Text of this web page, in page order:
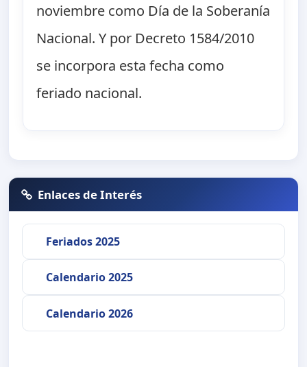
noviembre como Día de la Soberanía
Nacional. Y por Decreto 1584/2010
se incorpora esta fecha como
feriado nacional.
Enlaces de Interés
Feriados 2025
Calendario 2025
Calendario 2026